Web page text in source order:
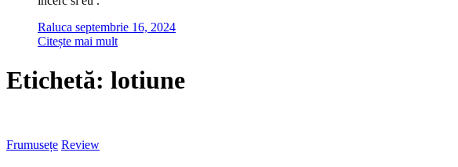
Raluca septembrie 16, 2024
Citește mai mult
Etichetă: lotiune
Frumusețe Review